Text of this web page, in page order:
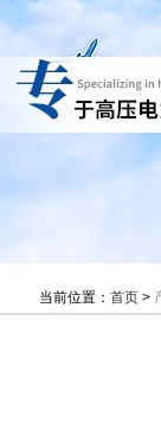
当前位置： 首页 >